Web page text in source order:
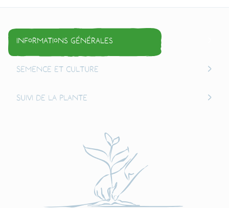
Informations générales
Semence et culture
Suivi de la plante